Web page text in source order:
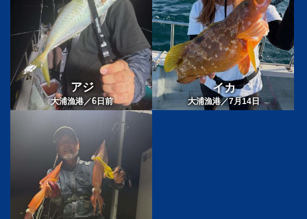
アジ
大浦漁港／6 日前
イカ
大浦漁港／7月14日